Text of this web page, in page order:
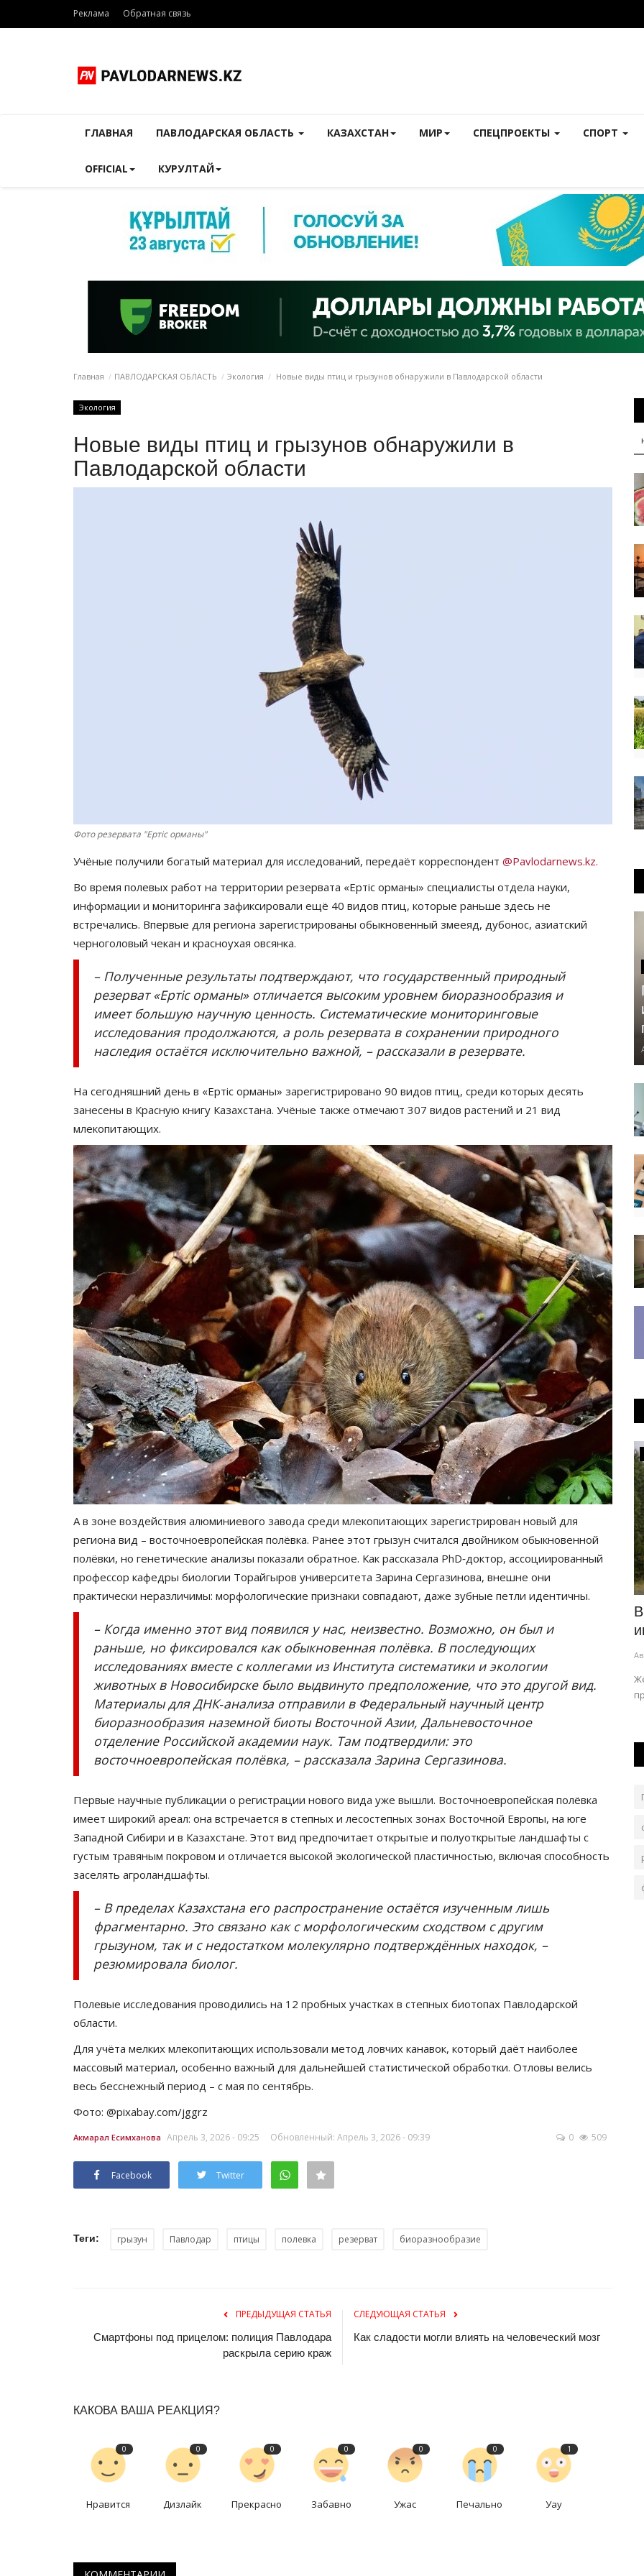
Реклама Обратная связь
ГЛАВНАЯ ПАВЛОДАРСКАЯ ОБЛАСТЬ КАЗАХСТАН МИР СПЕЦПРОЕКТЫ СПОРТ
OFFICIAL КУРУЛТАЙ
Главная ПАВЛОДАРСКАЯ ОБЛАСТЬ Экология Новые виды птиц и грызунов обнаружили в Павлодарской области
Экология
Новые виды птиц и грызунов обнаружили в
Павлодарской области
Фото резервата "Ертіс орманы"
Учёные получили богатый материал для исследований, передаёт корреспондент @Pavlodarnews.kz.
Во время полевых работ на территории резервата «Ертіс орманы» специалисты отдела науки,
информации и мониторинга зафиксировали ещё 40 видов птиц, которые раньше здесь не
встречались. Впервые для региона зарегистрированы обыкновенный змееяд, дубонос, азиатский
черноголовый чекан и красноухая овсянка.
– Полученные результаты подтверждают, что государственный природный
резерват «Ертіс орманы» отличается высоким уровнем биоразнообразия и
имеет большую научную ценность. Систематические мониторинговые
исследования продолжаются, а роль резерватa в сохранении природного
наследия остаётся исключительно важной, – рассказали в резервате.
На сегодняшний день в «Ертіс орманы» зарегистрировано 90 видов птиц, среди которых десять
занесены в Красную книгу Казахстана. Учёные также отмечают 307 видов растений и 21 вид
млекопитающих.
А в зоне воздействия алюминиевого завода среди млекопитающих зарегистрирован новый для
региона вид – восточноевропейская полёвка. Ранее этот грызун считался двойником обыкновенной
полёвки, но генетические анализы показали обратное. Как рассказала PhD‑доктор, ассоциированный
профессор кафедры биологии Торайгыров университета Зарина Сергазинова, внешне они
практически неразличимы: морфологические признаки совпадают, даже зубные петли идентичны.
– Когда именно этот вид появился у нас, неизвестно. Возможно, он был и
раньше, но фиксировался как обыкновенная полёвка. В последующих
исследованиях вместе с коллегами из Института систематики и экологии
животных в Новосибирске было выдвинуто предположение, что это другой вид.
Материалы для ДНК‑анализа отправили в Федеральный научный центр
биоразнообразия наземной биоты Восточной Азии, Дальневосточное
отделение Российской академии наук. Там подтвердили: это
восточноевропейская полёвка, – рассказала Зарина Сергазинова.
Первые научные публикации о регистрации нового вида уже вышли. Восточноевропейская полёвка
имеет широкий ареал: она встречается в степных и лесостепных зонах Восточной Европы, на юге
Западной Сибири и в Казахстане. Этот вид предпочитает открытые и полуоткрытые ландшафты с
густым травяным покровом и отличается высокой экологической пластичностью, включая способность
заселять агроландшафты.
– В пределах Казахстана его распространение остаётся изученным лишь
фрагментарно. Это связано как с морфологическим сходством с другим
грызуном, так и с недостатком молекулярно подтверждённых находок, –
резюмировала биолог.
Полевые исследования проводились на 12 пробных участках в степных биотопах Павлодарской
области.
Для учёта мелких млекопитающих использовали метод ловчих канавок, который даёт наиболее
массовый материал, особенно важный для дальнейшей статистической обработки. Отловы велись
весь бесснежный период – с мая по сентябрь.
Фото: @pixabay.com/jggrz
Акмарал Есимханова Апрель 3, 2026 - 09:25 Обновленный: Апрель 3, 2026 - 09:39 0 509
Facebook Twitter
Теги: грызун Павлодар птицы полевка резерват биоразнообразие
ПРЕДЫДУЩАЯ СТАТЬЯ
Смартфоны под прицелом: полиция Павлодара
раскрыла серию краж
СЛЕДУЮЩАЯ СТАТЬЯ
Как сладости могли влиять на человеческий мозг
КАКОВА ВАША РЕАКЦИЯ?
0
Нравится
0
Дизлайк
0
Прекрасно
0
Забавно
0
Ужас
0
Печально
1
Уау
СПОРТ
стартовала на престижном...
Июль 11, 2026 0 119
Бибисара Асаубаева уверенно победила
представительницу Узбекистана.
Инфраструктура
стратегически важный объект
Авг 6, 2026 261
Проект разработали из-за высокого износа
оборудования.